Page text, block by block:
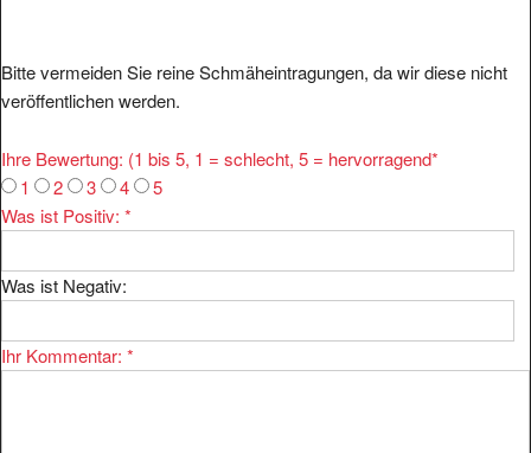
Bitte vermeiden Sie reine Schmäheintragungen, da wir diese nicht
veröffentlichen werden.
Ihre Bewertung: (1 bis 5, 1 = schlecht, 5 = hervorragend*
1
2 3 4
5
Was ist Positiv: *
Was ist Negativ:
Ihr Kommentar: *